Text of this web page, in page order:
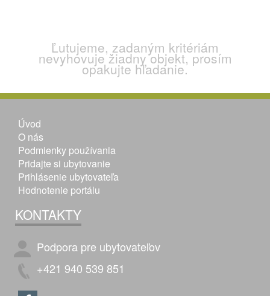
Ľutujeme, zadaným kritériám
nevyhovuje žiadny objekt, prosím
opakujte hľadanie.
Úvod
O nás
Podmienky používania
Pridajte si ubytovanie
Prihlásenie ubytovateľa
Hodnotenie portálu
KONTAKTY
Podpora pre ubytovateľov
+421 940 539 851